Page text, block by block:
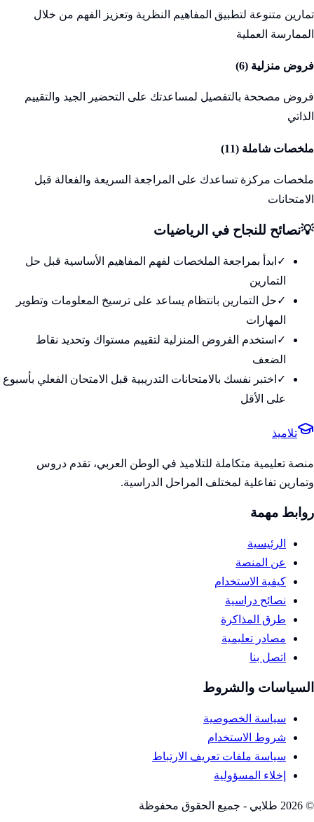
تمارين متنوعة لتطبيق المفاهيم النظرية وتعزيز الفهم من خلال
الممارسة العملية
فروض منزلية (6
)
فروض مصححة بالتفصيل لمساعدتك على التحضير الجيد والتقييم
الذاتي
ملخصات شاملة (11
)
ملخصات مركزة تساعدك على المراجعة السريعة والفعالة قبل
الامتحانات
💡نصائح للنجاح في الرياضيات
✓ ابدأ بمراجعة الملخصات لفهم المفاهيم الأساسية قبل حل
التمارين
✓حل التمارين بانتظام يساعد على ترسيخ المعلومات وتطوير
المهارات
✓ استخدم الفروض المنزلية لتقييم مستواك وتحديد نقاط
الضعف
✓ اختبر نفسك بالامتحانات التدريبية قبل الامتحان الفعلي بأسبوع
على الأقل
تلاميذ
منصة تعليمية متكاملة للتلاميذ في الوطن العربي، تقدم دروس
وتمارين تفاعلية لمختلف المراحل الدراسية.
روابط مهمة
الرئيسية
عن المنصة
كيفية الاستخدام
نصائح دراسية
طرق المذاكرة
مصادر تعليمية
اتصل بنا
السياسات والشروط
سياسة الخصوصية
شروط الاستخدام
سياسة ملفات تعريف الارتباط
إخلاء المسؤولية
©
2026 طلابي - جميع الحقوق محفوظة